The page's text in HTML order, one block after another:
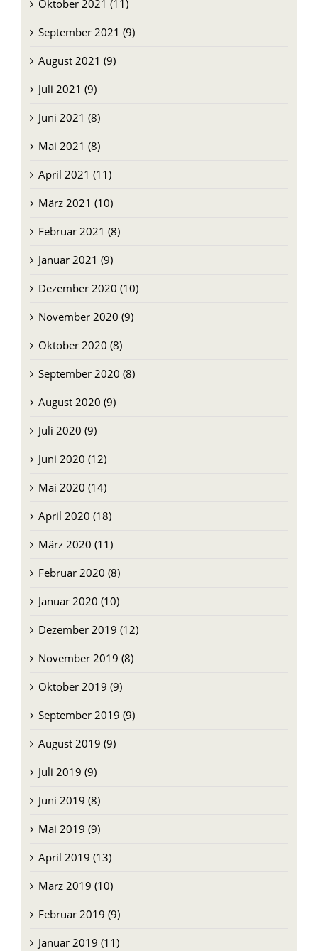
Oktober 2021 (11)
September 2021 (9)
August 2021 (9)
Juli 2021 (9)
Juni 2021 (8)
Mai 2021 (8)
April 2021 (11)
März 2021 (10)
Februar 2021 (8)
Januar 2021 (9)
Dezember 2020 (10)
November 2020 (9)
Oktober 2020 (8)
September 2020 (8)
August 2020 (9)
Juli 2020 (9)
Juni 2020 (12)
Mai 2020 (14)
April 2020 (18)
März 2020 (11)
Februar 2020 (8)
Januar 2020 (10)
Dezember 2019 (12)
November 2019 (8)
Oktober 2019 (9)
September 2019 (9)
August 2019 (9)
Juli 2019 (9)
Juni 2019 (8)
Mai 2019 (9)
April 2019 (13)
März 2019 (10)
Februar 2019 (9)
Januar 2019 (11)